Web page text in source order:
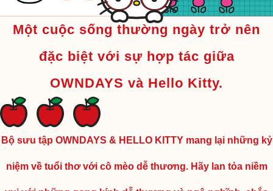
Một cuộc sống thường ngày trở nên
đặc biệt với sự hợp tác giữa
OWNDAYS và Hello Kitty.
Bộ sưu tập OWNDAYS & HELLO KITTY mang lại những kỷ
niệm về tuổi thơ với cô mèo dễ thương. Hãy lan tỏa niềm